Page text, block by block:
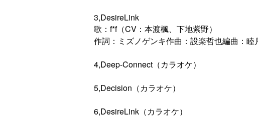
3,DesireLink
歌：f*f（CV：本渡楓、下地紫野）
作詞：ミズノゲンキ作曲：設楽哲也編曲：睦
4,Deep-Connect（カラオケ）
5,Decision（カラオケ）
6,DesireLink（カラオケ）